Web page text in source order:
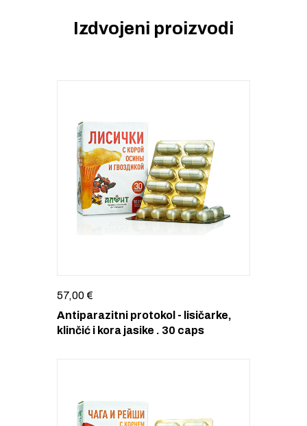
Izdvojeni proizvodi
57,00 €
Antiparazitni protokol - lisičarke,
klinčić i kora jasike . 30 caps